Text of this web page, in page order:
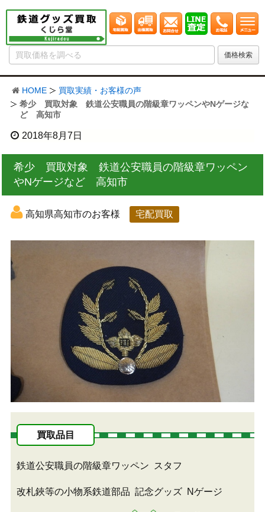
HOME
買取実績・お客様の声
希少 買取対象 鉄道公安職員の階級章ワッペンやNゲージな
ど 高知市
2018年8月7日
希少 買取対象 鉄道公安職員の階級章ワッペン
やNゲージなど 高知市
高知県高知市のお客様 宅配買取
買取品目
鉄道公安職員の階級章ワッペン スタフ
改札鋏等の小物系鉄道部品 記念グッズ Nゲージ